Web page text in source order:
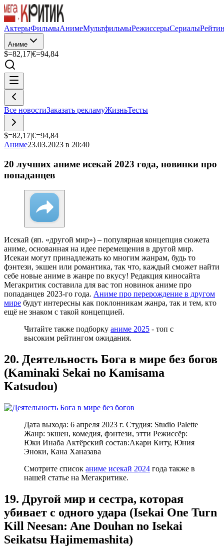
АктерыФильмыАнимеМультфильмыРежиссерыСериалы
Аниме
$=82,17|€=94,84
Все новостиЗаказать рекламуЖизньТесты
$=82,17|€=94,84
Аниме23.03.2023 в 20:40
20 лучших аниме исекай 2023 года, новинки про
попаданцев
Исекай (яп. «другой мир») – популярная концепция сюжета
аниме, основанная на идее перемещения в другой мир.
Исекаи могут принадлежать ко многим жанрам, будь то
фэнтези, экшен или романтика, так что, каждый сможет найти
себе новые аниме в жанре по вкусу! Редакция киносайта
Мегакритик составила для вас топ новинок аниме про
попаданцев 2023-го года. Аниме про перерождение в другом
мире будут интересны как поклонникам жанра, так и тем, кто
ещё не знаком с такой концепцией.
Читайте также подборку аниме 2025 - топ с
высоким рейтингом ожидания.
20. Деятельность Бога в мире без богов
(Kaminaki Sekai no Kamisama
Katsudou)
Дата выхода: 6 апреля 2023 г. Студия: Studio Palette
Жанр: экшен, комедия, фэнтези, этти Режиссёр:
Юки Инаба Актёрский состав:Акари Киту, Юния
Эноки, Кана Ханазава
Смотрите список аниме исекай 2024 года также в
нашей статье на Мегакритике.
19. Другой мир и сестра, которая
убивает с одного удара (Isekai One Turn
Kill Neesan: Ane Douhan no Isekai
Seikatsu Hajimemashita)